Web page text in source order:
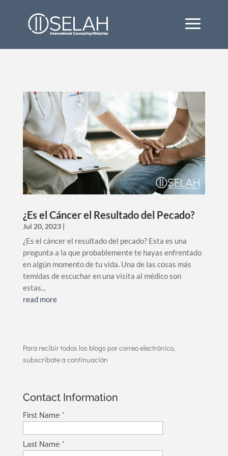
¿Es el Cáncer el Resultado del Pecado?
Jul 20, 2023|
¿Es el cáncer el resultado del pecado? Esta es una
pregunta a la que probablemente te hayas enfrentado
en algún momento de tu vida. Una de las cosas más
temidas de escuchar en una visita al médico son
estas...
read more
Para recibir todos los blogs por correo electrónico,
subscríbate a continuación
Contact Information
First Name *
Last Name *